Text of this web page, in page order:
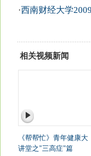
·西南财经大学
相关视频新闻
《帮帮忙》青年健康大
讲堂之"三高症"篇